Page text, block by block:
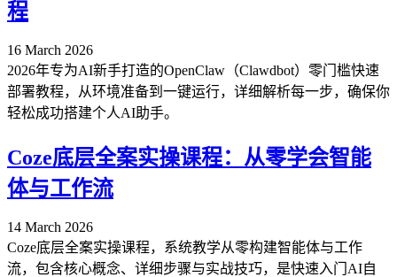
程
16 March 2026
2026年专为AI新手打造的OpenClaw（Clawdbot）零门槛快速
部署教程，从环境准备到一键运行，详细解析每一步，确保你
轻松成功搭建个人AI助手。
Coze底层全案实操课程：从零学会智能
体与工作流
14 March 2026
Coze底层全案实操课程，系统教学从零构建智能体与工作
流，包含核心概念、详细步骤与实战技巧，是快速入门AI自